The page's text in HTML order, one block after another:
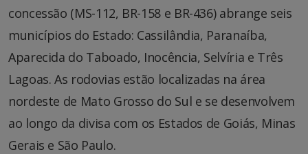
concessão (MS-112, BR-158 e BR-436) abrange seis
municípios do Estado: Cassilândia, Paranaíba,
Aparecida do Taboado, Inocência, Selvíria e Três
Lagoas. As rodovias estão localizadas na área
nordeste de Mato Grosso do Sul e se desenvolvem
ao longo da divisa com os Estados de Goiás, Minas
Gerais e São Paulo.